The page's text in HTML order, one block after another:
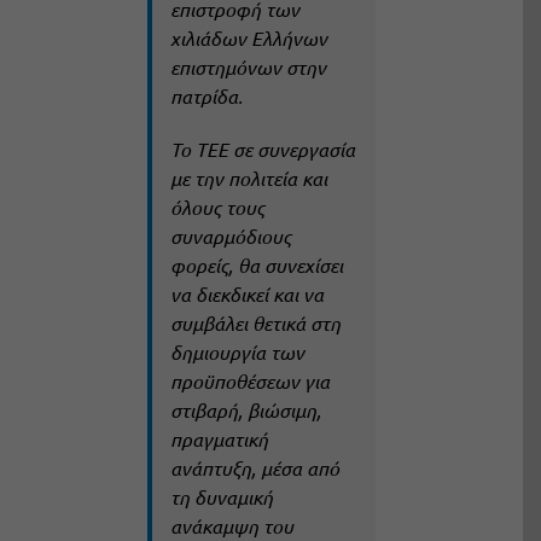
επιστροφή των
χιλιάδων Ελλήνων
επιστημόνων στην
πατρίδα.
Το ΤΕΕ σε συνεργασία
με την πολιτεία και
όλους τους
συναρμόδιους
φορείς, θα συνεχίσει
να διεκδικεί και να
συμβάλει θετικά στη
δημιουργία των
προϋποθέσεων για
στιβαρή, βιώσιμη,
πραγματική
ανάπτυξη, μέσα από
τη δυναμική
ανάκαμψη του